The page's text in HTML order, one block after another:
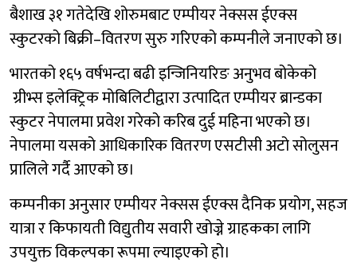
बैशाख ३१ गतेदेखि शोरुमबाट एम्पीयर नेक्सस ईएक्स
स्कुटरको बिक्री–वितरण सुरु गरिएको कम्पनीले जनाएको छ।
भारतको १६५ वर्षभन्दा बढी इन्जिनियरिङ अनुभव बोकेको
ग्रीभ्स इलेक्ट्रिक मोबिलिटीद्वारा उत्पादित एम्पीयर ब्रान्डका
स्कुटर नेपालमा प्रवेश गरेको करिब दुई महिना भएको छ।
नेपालमा यसको आधिकारिक वितरण एसटीसी अटो सोलुसन
प्रालिले गर्दै आएको छ।
कम्पनीका अनुसार एम्पीयर नेक्सस ईएक्स दैनिक प्रयोग, सहज
यात्रा र किफायती विद्युतीय सवारी खोज्ने ग्राहकका लागि
उपयुक्त विकल्पका रूपमा ल्याइएको हो।